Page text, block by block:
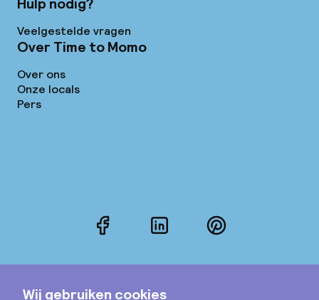
Veelgestelde vragen
Over Time to Momo
Over ons
Onze locals
Pers
FacebookLinkedInPinterest
Instagram